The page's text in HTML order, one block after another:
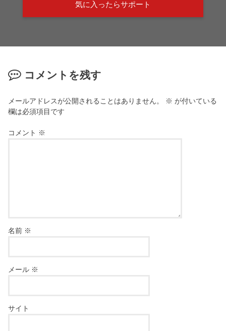
気に入ったらサポート
コメントを残す
メールアドレスが公開されることはありません。 ※ が付いている
欄は必須項目です
コメント ※
名前 ※
メール ※
サイト